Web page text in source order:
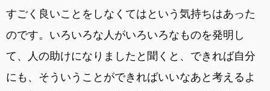
すごく良いことをしなくてはという気持ちはあった
のです。いろいろな人がいろいろなものを発明し
て、人の助けになりましたと聞くと、できれば自分
にも、そういうことができればいいなあと考えるよ